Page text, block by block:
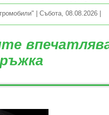
| Събота, 08.08.2026 |